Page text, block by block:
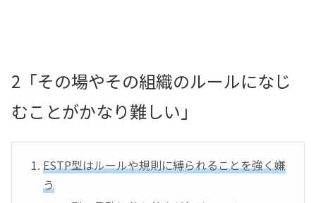
2「その場やその組織のルールになじ
むことがかなり難しい」
ESTP型はルールや規則に縛られることを強く嫌
う